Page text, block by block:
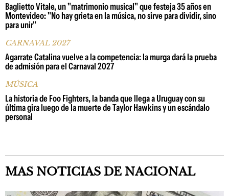
Baglietto Vitale, un "matrimonio musical" que festeja 35 años en
Montevideo: "No hay grieta en la música, no sirve para dividir, sino
para unir"
CARNAVAL 2027
Agarrate Catalina vuelve a la competencia: la murga dará la prueba
de admisión para el Carnaval 2027
MÚSICA
La historia de Foo Fighters, la banda que llega a Uruguay con su
última gira luego de la muerte de Taylor Hawkins y un escándalo
personal
MAS NOTICIAS DE NACIONAL